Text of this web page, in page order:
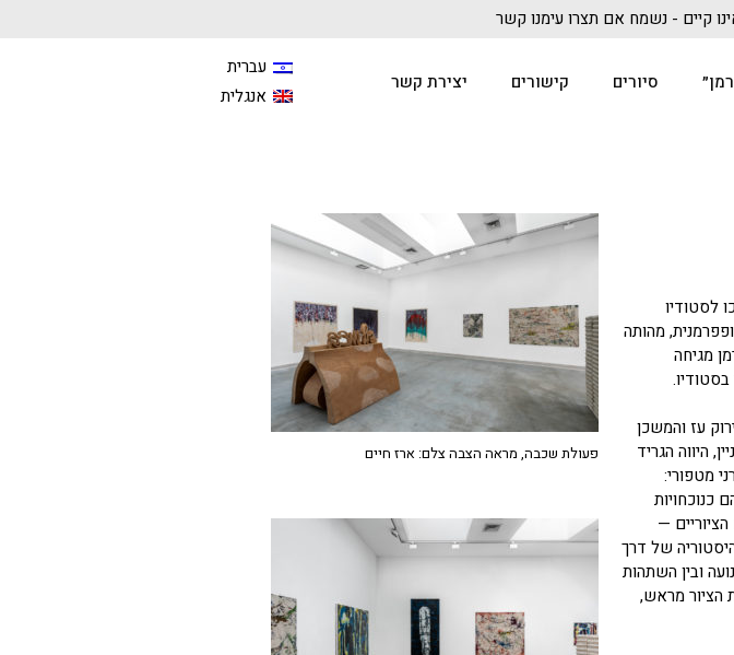
קיים - נשמח אם תצרו עימנו קשר
סיורים קישורים יצירת קשר
עברית
אנגלית
לסטודיו
מהותה
מגיחה
עז והמשכן
היווה הגריד
מטפורי:
כנוכחויות
—
של דרך
ובין השתהות
הציור מראש,
פעולת שכבה, מראה הצבה צלם: ארז חיים